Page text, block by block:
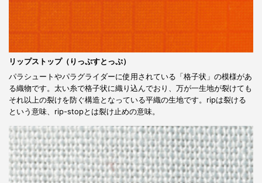
リップストップ（りっぷすとっぷ）
パラシュートやパラグライダーに使用されている「格子状」の模様があ
る織物です。太い糸で格子状に織り込んでおり、万が一生地が裂けても
それ以上の裂けを防ぐ構造となっている平織の生地です。ripは裂ける
という意味、rip-stopとは裂け止めの意味。